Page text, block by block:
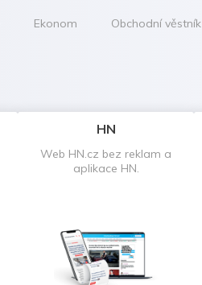
Ekonom Obchodní věstník
HN
Web HN.cz bez reklam a
aplikace HN.